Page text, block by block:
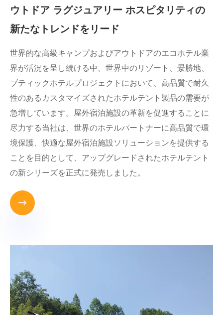
ウトドア ラグジュアリー ホスピタリティの
新たなトレンドをリード
世界的な高級キャンプおよびアウトドアのエコホテル業
界が活況を呈し続ける中、世界中のリゾート、景勝地、
ブティックホテルプロジェクトにおいて、高品質で耐久
性のあるカスタマイズされたホテルテント製品の需要が
急増しています。屋外宿泊施設の革新を促進することに
尽力する当社は、世界のホテルパートナーに高品質で環
境保護、快適な屋外宿泊施設ソリューションを提供する
ことを目的として、アップグレードされたホテルテント
の新シリーズを正式に発売しました。
